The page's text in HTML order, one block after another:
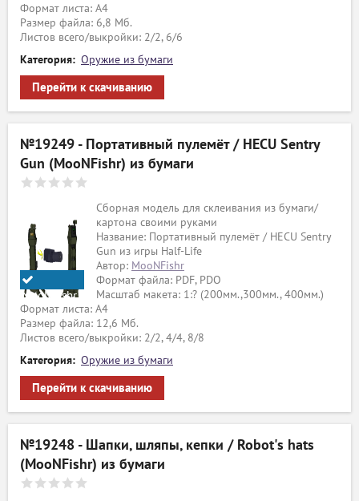
Формат листа: А4
Размер файла: 6,8 Мб.
Листов всего/выкройки: 2/2, 6/6
Категория: Оружие из бумаги
Перейти к скачиванию
№19249 - Портативный пулемёт / HECU Sentry
Gun (MooNFishr) из бумаги
MooNFishr
Сборная модель для склеивания из бумаги/
картона своими руками
Название: Портативный пулемёт / HECU Sentry
Gun из игры Half-Life
Автор: MooNFishr
Формат файла: PDF, PDO
Масштаб макета: 1:? (200мм.,300мм., 400мм.)
Формат листа: А4
Размер файла: 12,6 Мб.
Листов всего/выкройки: 2/2, 4/4, 8/8
Категория: Оружие из бумаги
Перейти к скачиванию
№19248 - Шапки, шляпы, кепки / Robot's hats
(MooNFishr) из бумаги